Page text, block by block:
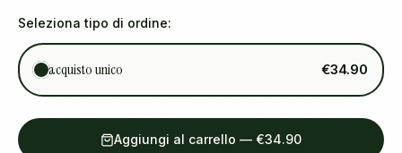
Seleziona tipo di ordine:
acquisto unico €34.90
Aggiungi al carrello — €34.90